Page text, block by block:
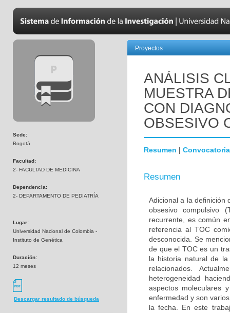
Sede:
Bogotá
Facultad:
2- FACULTAD DE MEDICINA
Dependencia:
2- DEPARTAMENTO DE PEDIATRÍA
Lugar:
Universidad Nacional de Colombia -
Instituto de Genética
Duración:
12 meses
Descargar resultado de búsqueda
Proyectos
ANÁLISIS
MUESTRA
CON
OBSESIVO
Resumen | Convocatoria
Resumen
Adicional a la definición
obsesivo compulsivo
recurrente, es común
referencia al TOC
desconocida. Se
de que el TOC es un
la historia natural de
relacionados.
heterogeneidad
aspectos moleculares
enfermedad y son
la fecha. En este